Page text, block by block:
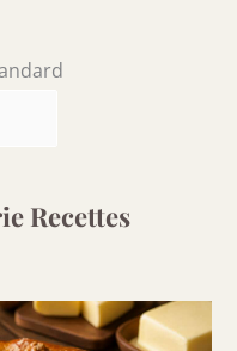
Recettes